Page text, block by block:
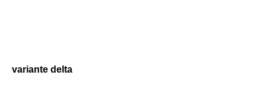
variante delta